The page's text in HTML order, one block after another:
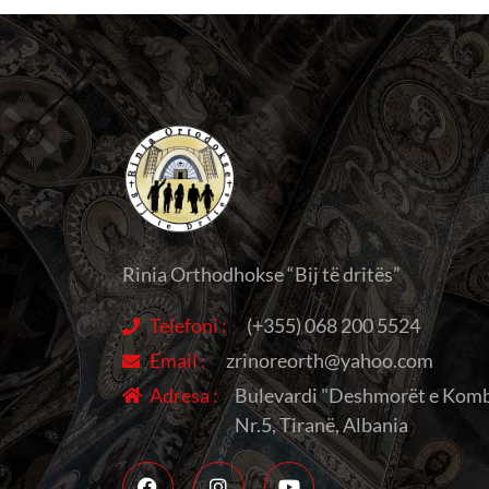
Rinia Orthodhokse “Bij të dritës”
Telefoni :
(+355) 068 200 5524
Email :
zrinoreorth@yahoo.com
Adresa :
Bulevardi "Deshmorët e
Nr.5, Tiranë, Albania